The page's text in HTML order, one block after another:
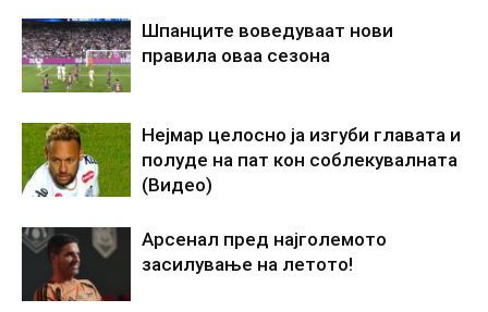
Шпанците воведуваат нови
правила оваа сезона
Нејмар целосно ја изгуби главата и
полуде на пат кон соблекувалната
(Видео)
Арсенал пред најголемото
засилување на летото!